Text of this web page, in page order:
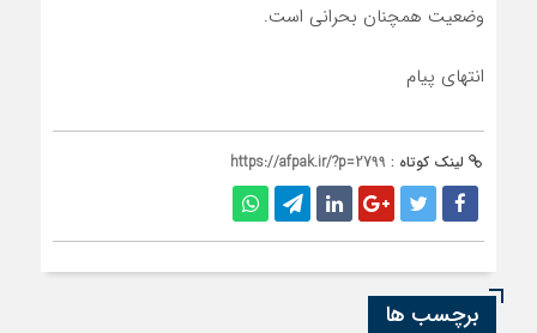
وضعیت همچنان بحرانی است.
انتهای پیام
لینک کوتاه : https://afpak.ir/?p=2799
برچسب ها